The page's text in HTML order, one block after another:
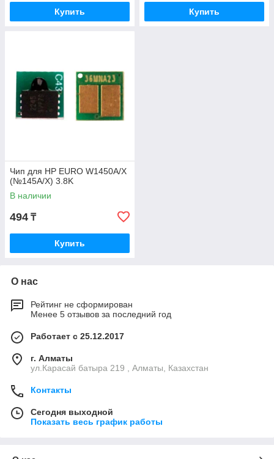
Купить Купить
Чип для HP EURO W1450A/X
(№145A/X) 3.8K
В наличии
494 ₸
Купить
О нас
Рейтинг не сформирован
Менее 5 отзывов за последний год
Работает с 25.12.2017
г. Алматы
ул.Карасай батыра 219 , Алматы, Казахстан
Контакты
Сегодня выходной
Показать весь график работы